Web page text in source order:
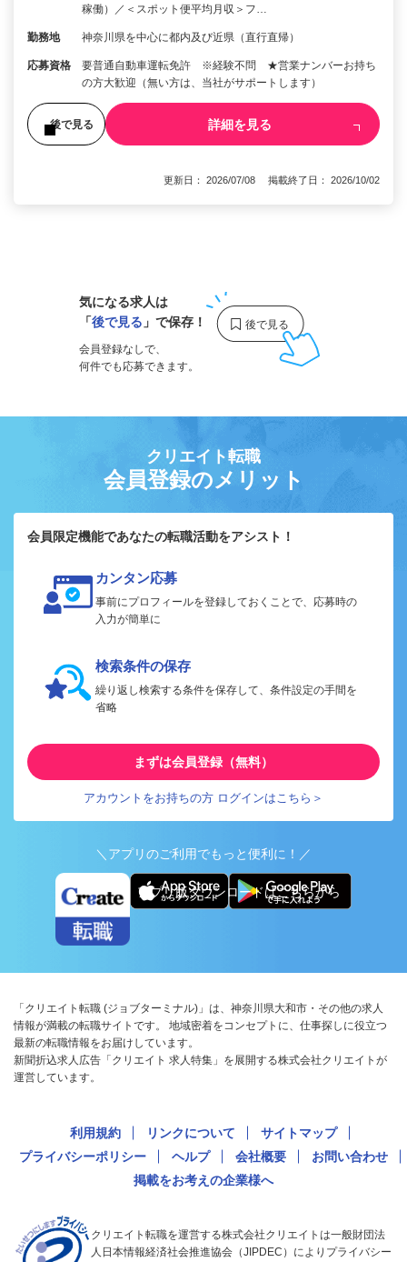
稼働）／＜スポット便平均月収＞フ…
勤務地 神奈川県を中心に都内及び近県（直行直帰）
応募資格
要普通自動車運転免許 ※経験不問 ★営業ナンバーお持ち
の方大歓迎（無い方は、当社がサポートします）
後で見る 詳細を見る
更新日： 2026/07/08 掲載終了日： 2026/10/02
気になる求人は
「後で見る 」で保存！
会員登録なしで、
何件でも応募できます。
クリエイト転職
会員登録のメリット
会員限定機能であなたの転職活動をアシスト！
カンタン応募
事前にプロフィールを登録しておくことで、応募時の
入力が簡単に
検索条件の保存
繰り返し検索する条件を保存して、条件設定の手間を
省略
まずは会員登録（無料）
アカウントをお持ちの方 ログインはこちら＞
＼アプリのご利用でもっと便利に！／
アプリ版ダウンロードはこちらから
「クリエイト転職 (ジョブターミナル)」は、神奈川県大和市・その他の求人
情報が満載の転職サイトです。 地域密着をコンセプトに、仕事探しに役立つ
最新の転職情報をお届けしています。
新聞折込求人広告「クリエイト 求人特集」を展開する株式会社クリエイトが
運営しています。
利用規約 リンクについて
サイトマップ
プライバシーポリシー
ヘルプ 会社概要
お問い合わせ
掲載をお考えの企業様へ
クリエイト転職を運営する株式会社クリエイトは一般財団法
人日本情報経済社会推進協会（JIPDEC）によりプライバシー